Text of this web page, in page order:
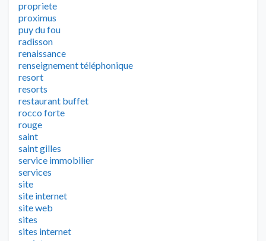
propriete
proximus
puy du fou
radisson
renaissance
renseignement téléphonique
resort
resorts
restaurant buffet
rocco forte
rouge
saint
saint gilles
service immobilier
services
site
site internet
site web
sites
sites internet